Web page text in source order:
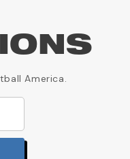
America.